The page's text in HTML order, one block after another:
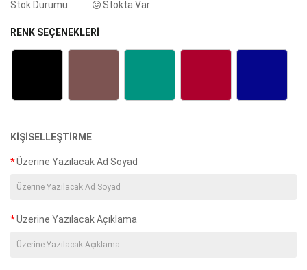
Stok Durumu
Stokta Var
RENK SEÇENEKLERİ
KIŞISELLEŞTIRME
Üzerine Yazılacak Ad Soyad
Üzerine Yazılacak Açıklama